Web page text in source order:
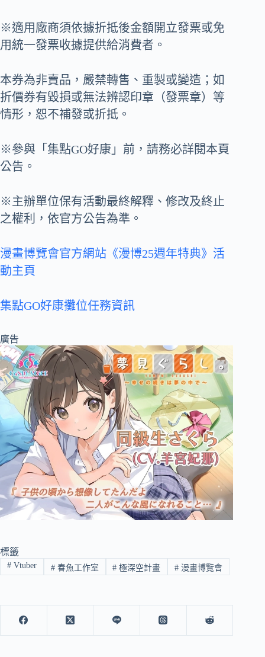
※適用廠商須依據折抵後金額開立發票或免
用統一發票收據提供給消費者。
本券為非賣品，嚴禁轉售、重製或變造；如
折價券有毀損或無法辨認印章（發票章）等
情形，恕不補發或折抵。
※參與「集點GO好康」前，請務必詳閱本頁
公告。
※主辦單位保有活動最終解釋、修改及終止
之權利，依官方公告為準。
漫畫博覽會官方網站《漫博25週年特典》活
動主頁
集點GO好康攤位任務資訊
廣告
標籤
#Vtuber #春魚工作室 # 極深空計畫 # 漫畫博覽會